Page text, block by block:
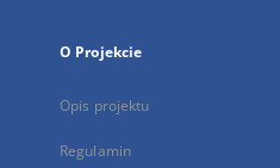
O Projekcie
Opis projektu
Regulamin